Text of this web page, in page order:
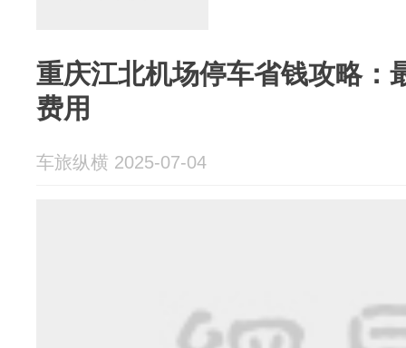
重庆江北机场停车省钱攻略：
费用
车旅纵横 2025-07-04